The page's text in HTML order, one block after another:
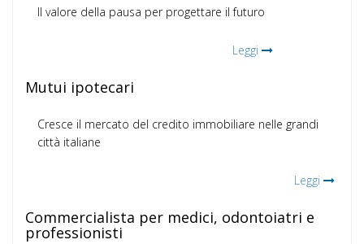
Il valore della pausa per progettare il futuro
Leggi
Mutui ipotecari
Cresce il mercato del credito immobiliare nelle grandi
città italiane
Leggi
Commercialista per medici, odontoiatri e
professionisti